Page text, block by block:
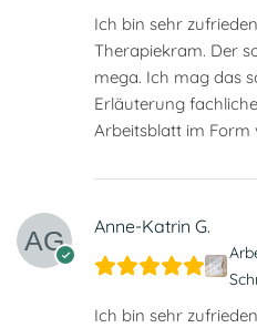
Ich bin sehr
Therapiekram. Der
mega. Ich mag das
Erläuterung
Arbeitsblatt im Form
Anne-Katrin G.
Ich bin sehr